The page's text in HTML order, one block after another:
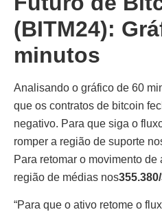
(BITM24):
minutos
Analisando o gráfico de 60
que os contratos de bitcoin
negativo. Para que siga o
romper a região de suporte
Para retomar o movimento de
região de médias nos
“Para que o ativo retome o